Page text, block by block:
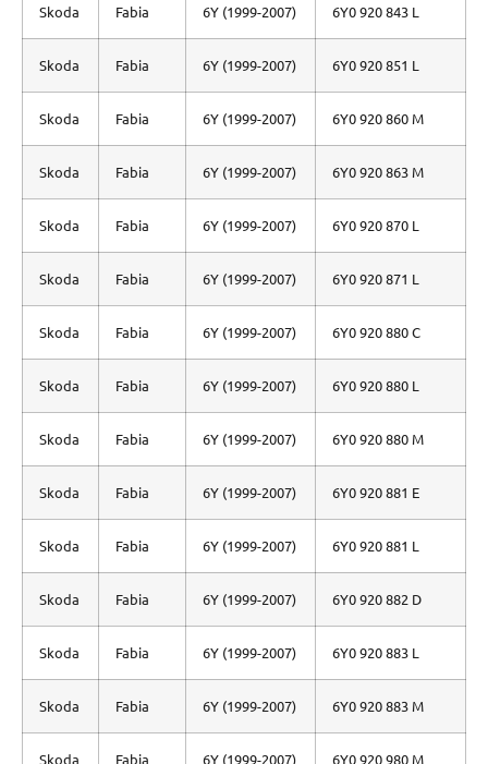
Skoda Fabia 6Y (1999-2007) 6Y0 920 843 L
Skoda Fabia 6Y (1999-2007) 6Y0 920 851 L
Skoda Fabia 6Y (1999-2007) 6Y0 920 860 M
Skoda Fabia 6Y (1999-2007) 6Y0 920 863 M
Skoda Fabia 6Y (1999-2007) 6Y0 920 870 L
Skoda Fabia 6Y (1999-2007) 6Y0 920 871 L
Skoda Fabia 6Y (1999-2007) 6Y0 920 880 C
Skoda Fabia 6Y (1999-2007) 6Y0 920 880 L
Skoda Fabia 6Y (1999-2007) 6Y0 920 880 M
Skoda Fabia 6Y (1999-2007) 6Y0 920 881 E
Skoda Fabia 6Y (1999-2007) 6Y0 920 881 L
Skoda Fabia 6Y (1999-2007) 6Y0 920 882 D
Skoda Fabia 6Y (1999-2007) 6Y0 920 883 L
Skoda Fabia 6Y (1999-2007) 6Y0 920 883 M
Skoda Fabia 6Y (1999-2007) 6Y0 920 980 M